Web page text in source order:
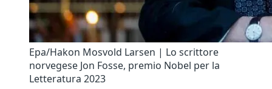
Epa/Hakon Mosvold Larsen | Lo scrittore
norvegese Jon Fosse, premio Nobel per la
Letteratura 2023